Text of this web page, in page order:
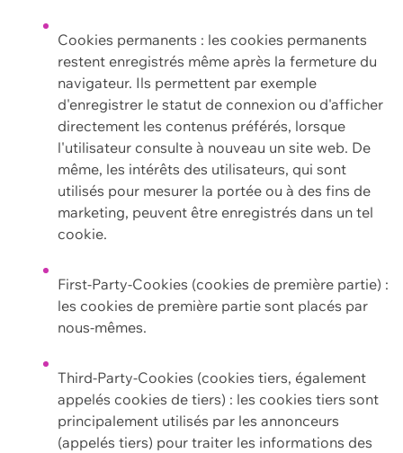
Cookies permanents : les cookies permanents
restent enregistrés même après la fermeture du
navigateur. Ils permettent par exemple
d'enregistrer le statut de connexion ou d'afficher
directement les contenus préférés, lorsque
l'utilisateur consulte à nouveau un site web. De
même, les intérêts des utilisateurs, qui sont
utilisés pour mesurer la portée ou à des fins de
marketing, peuvent être enregistrés dans un tel
cookie.
First-Party-Cookies (cookies de première partie) :
les cookies de première partie sont placés par
nous-mêmes.
Third-Party-Cookies (cookies tiers, également
appelés cookies de tiers) : les cookies tiers sont
principalement utilisés par les annonceurs
(appelés tiers) pour traiter les informations des